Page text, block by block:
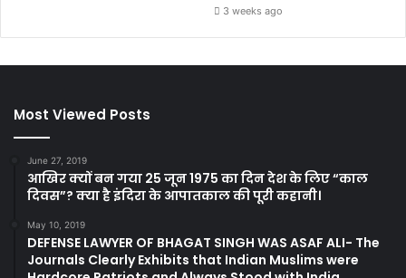
3 weeks ago
Most Viewed Posts
June 27, 2019
आखिर क्यों बन गया 25 जून 1975 का दिन देश के लिए “काल
दिवस”? क्या है इंदिरा के आपातकाल की पूरी कहानी।
May 10, 2019
DEFENSE LAWYER OF BHAGAT SINGH WAS ASAF ALI- The
Journals Clearly Exhibits that Indian Muslims were